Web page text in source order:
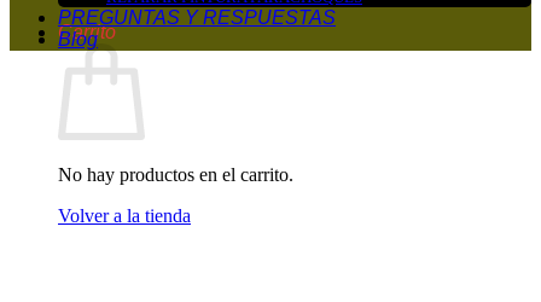
Carrito
No hay productos en el carrito.
Volver a la tienda
PREGUNTAS Y RESPUESTAS
Blog